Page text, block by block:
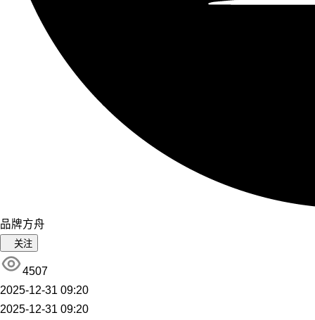
品牌方舟
关注
4507
2025-12-31 09:20
2025-12-31 09:20